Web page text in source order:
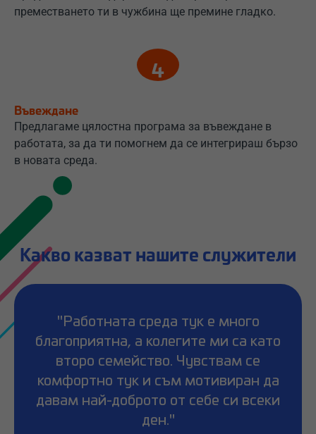
преместването ти в чужбина ще премине гладко.
Въвеждане
Предлагаме цялостна програма за въвеждане в
работата, за да ти помогнем да се интегрираш бързо
в новата среда.
Какво казват нашите служители
"Работната среда тук е много
благоприятна, а колегите ми са като
второ семейство. Чувствам се
комфортно тук и съм мотивиран да
давам най-доброто от себе си всеки
ден."